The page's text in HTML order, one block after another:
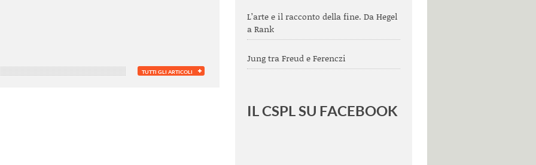
TUTTI GLI ARTICOLI
L’arte e il racconto della fine. Da Hegel
a Rank
Jung tra Freud e Ferenczi
IL CSPL SU FACEBOOK